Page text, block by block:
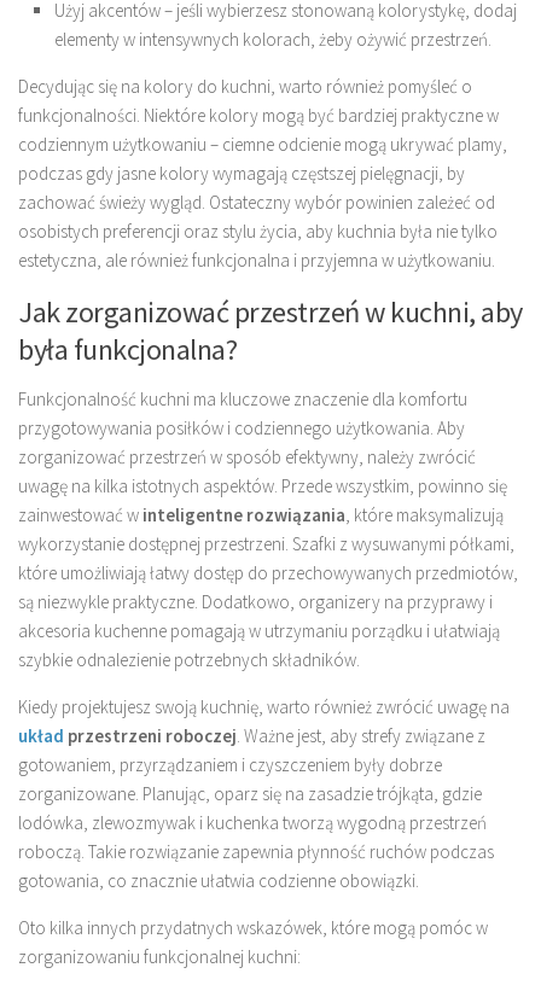
Użyj akcentów – jeśli wybierzesz stonowaną kolorystykę, dodaj
elementy w intensywnych kolorach, żeby ożywić przestrzeń.
Decydując się na kolory do kuchni, warto również pomyśleć o
funkcjonalności. Niektóre kolory mogą być bardziej praktyczne w
codziennym użytkowaniu – ciemne odcienie mogą ukrywać plamy,
podczas gdy jasne kolory wymagają częstszej pielęgnacji, by
zachować świeży wygląd. Ostateczny wybór powinien zależeć od
osobistych preferencji oraz stylu życia, aby kuchnia była nie tylko
estetyczna, ale również funkcjonalna i przyjemna w użytkowaniu.
Jak zorganizować przestrzeń w kuchni, aby
była funkcjonalna?
Funkcjonalność kuchni ma kluczowe znaczenie dla komfortu
przygotowywania posiłków i codziennego użytkowania. Aby
zorganizować przestrzeń w sposób efektywny, należy zwrócić
uwagę na kilka istotnych aspektów. Przede wszystkim, powinno się
zainwestować w inteligentne rozwiązania, które maksymalizują
wykorzystanie dostępnej przestrzeni. Szafki z wysuwanymi półkami,
które umożliwiają łatwy dostęp do przechowywanych przedmiotów,
są niezwykle praktyczne. Dodatkowo, organizery na przyprawy i
akcesoria kuchenne pomagają w utrzymaniu porządku i ułatwiają
szybkie odnalezienie potrzebnych składników.
Kiedy projektujesz swoją kuchnię, warto również zwrócić uwagę na
układ przestrzeni roboczej. Ważne jest, aby strefy związane z
gotowaniem, przyrządzaniem i czyszczeniem były dobrze
zorganizowane. Planując, oparz się na zasadzie trójkąta, gdzie
lodówka, zlewozmywak i kuchenka tworzą wygodną przestrzeń
roboczą. Takie rozwiązanie zapewnia płynność ruchów podczas
gotowania, co znacznie ułatwia codzienne obowiązki.
Oto kilka innych przydatnych wskazówek, które mogą pomóc w
zorganizowaniu funkcjonalnej kuchni: